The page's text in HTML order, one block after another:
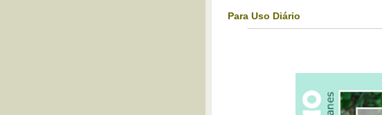
Para Uso Diário